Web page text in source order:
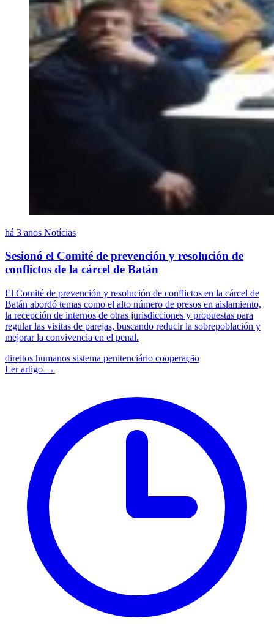
há 3 anos Notícias
Sesionó el Comité de prevención y resolución de
conflictos de la cárcel de Batán
El Comité de prevención y resolución de conflictos en la cárcel de
Batán abordó temas como el alto número de presos en aislamiento,
la recepción de internos de otras jurisdicciones y propuestas para
regular las visitas de parejas, buscando reducir la sobrepoblación y
mejorar la convivencia en el penal.
direitos humanos sistema penitenciário cooperação
Ler artigo →